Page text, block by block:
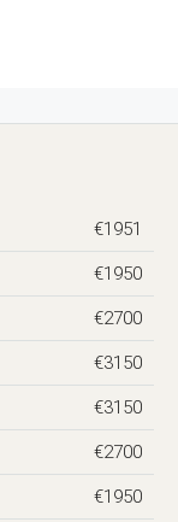
€1951
€1950
€2700
€3150
€3150
€2700
€1950